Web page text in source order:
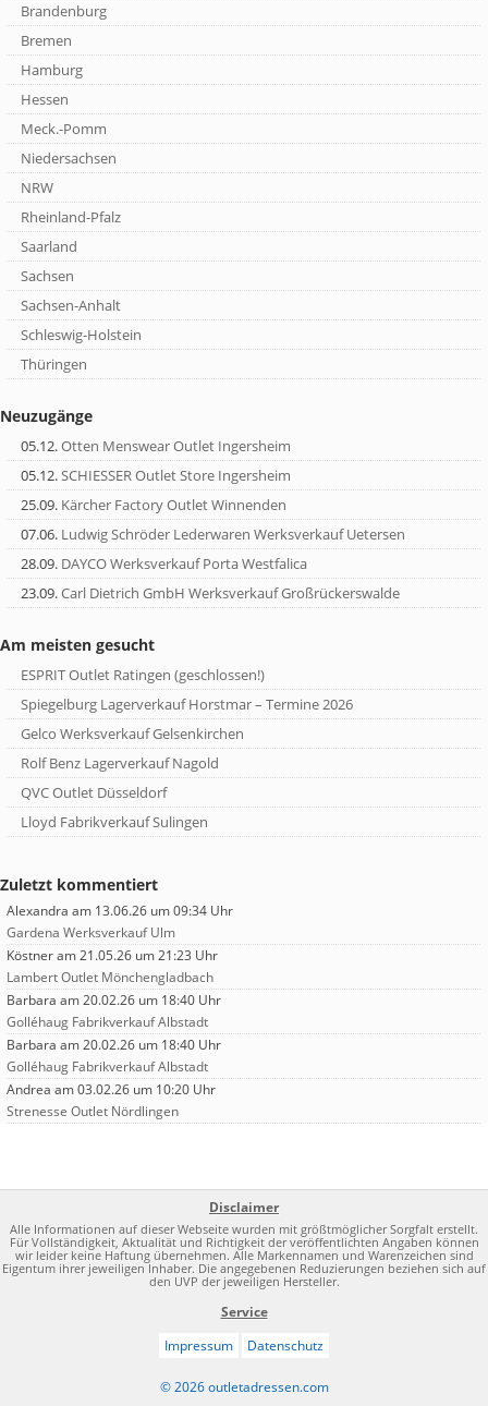
Brandenburg
Bremen
Hamburg
Hessen
Meck.-Pomm
Niedersachsen
NRW
Rheinland-Pfalz
Saarland
Sachsen
Sachsen-Anhalt
Schleswig-Holstein
Thüringen
Neuzugänge
05.12.Otten Menswear Outlet Ingersheim
05.12.SCHIESSER Outlet Store Ingersheim
25.09. Kärcher Factory Outlet Winnenden
07.06. Ludwig Schröder Lederwaren Werksverkauf Uetersen
28.09. DAYCO Werksverkauf Porta Westfalica
23.09.Carl Dietrich GmbH Werksverkauf Großrückerswalde
Am meisten gesucht
ESPRIT Outlet Ratingen (geschlossen!)
Spiegelburg Lagerverkauf Horstmar – Termine 2026
Gelco Werksverkauf Gelsenkirchen
Rolf Benz Lagerverkauf Nagold
QVC Outlet Düsseldorf
Lloyd Fabrikverkauf Sulingen
Zuletzt kommentiert
Alexandra am 13.06.26 um 09:34 Uhr
Gardena Werksverkauf Ulm
Köstneram 21.05.26 um 21:23 Uhr
Lambert Outlet Mönchengladbach
Barbara am 20.02.26 um 18:40 Uhr
Golléhaug Fabrikverkauf Albstadt
Barbara am 20.02.26 um 18:40 Uhr
Golléhaug Fabrikverkauf Albstadt
Andrea am 03.02.26 um 10:20 Uhr
Strenesse Outlet Nördlingen
Disclaimer
Alle Informationen auf dieser Webseite wurden mit größtmöglicher Sorgfalt erstellt.
Für Vollständigkeit, Aktualität und Richtigkeit der veröffentlichten Angaben können
wir leider keine Haftung übernehmen. Alle Markennamen und Warenzeichen sind
Eigentum ihrer jeweiligen Inhaber. Die angegebenen Reduzierungen beziehen sich auf
den UVP der jeweiligen Hersteller.
Service
Impressum
Datenschutz
© 2026 outletadressen.com